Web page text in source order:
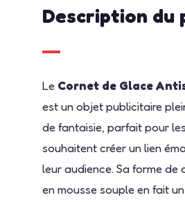
Description du
Le Cornet de Glace
est un objet publicitaire
de fantaisie, parfait pour
souhaitent créer un lien
leur audience. Sa forme de
en mousse souple en fait un